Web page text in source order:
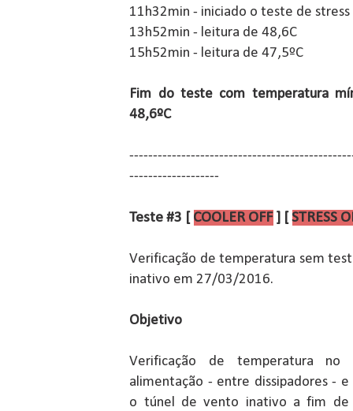
11h32min - iniciado o teste de stress
13h52min - leitura de 48,6C
15h52min - leitura de 47,5ºC
Fim do teste com temperatura
48,6ºC
-------------------
Teste #3 [ COOLER OFF] [STRESS
Verificação de temperatura sem
inativo em 27/03/2016.
Objetivo
Verificação de temperatura
alimentação - entre dissipadores -
o túnel de vento inativo a fim de